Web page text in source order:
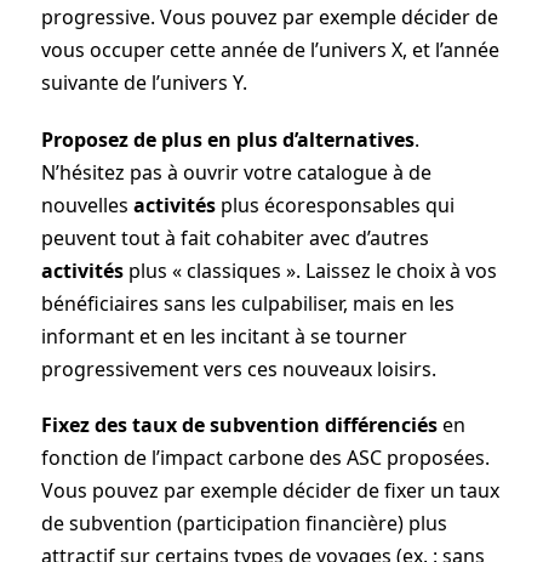
progressive. Vous pouvez par exemple décider de
vous occuper cette année de l’univers X, et l’année
suivante de l’univers Y.
Proposez de plus en plus d’alternatives.
N’hésitez pas à ouvrir votre catalogue à de
nouvelles activitésplus écoresponsables qui
peuvent tout à fait cohabiter avec d’autres
activitésplus « classiques ». Laissez le choix à vos
bénéficiaires sans les culpabiliser, mais en les
informant et en les incitant à se tourner
progressivement vers ces nouveaux loisirs.
Fixez des taux de subvention différenciésen
fonction de l’impact carbone des ASC proposées.
Vous pouvez par exemple décider de fixer un taux
de subvention (participation financière) plus
attractif sur certains types de voyages (ex. : sans